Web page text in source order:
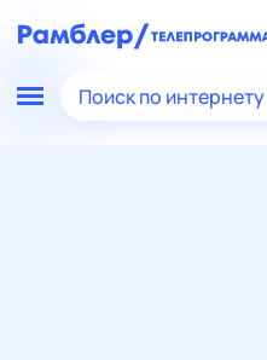
Поиск по интернету